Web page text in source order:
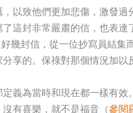
以致他們更加悲傷，激發
這封非常嚴肅的信，也表
幾封信，從一位抄寫員結集
享的。保祿對那個情況加
義為當時和現在都一樣有
有喜樂，就不是福音（參閱